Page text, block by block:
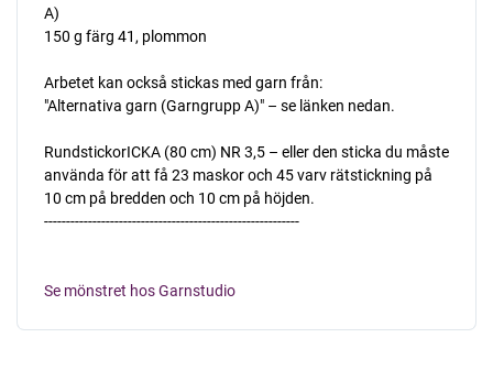
A)
150 g färg 41, plommon
Arbetet kan också stickas med garn från:
"Alternativa garn (Garngrupp A)" – se länken nedan.
RundstickorICKA (80 cm) NR 3,5 – eller den sticka du måste
använda för att få 23 maskor och 45 varv rätstickning på
10 cm på bredden och 10 cm på höjden.
----------------------------------------------------------
Se mönstret hos Garnstudio